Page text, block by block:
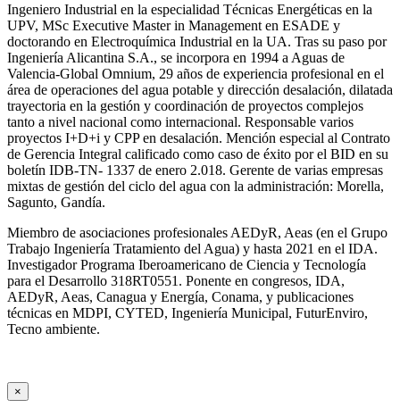
Ingeniero Industrial en la especialidad Técnicas Energéticas en la
UPV, MSc Executive Master in Management en ESADE y
doctorando en Electroquímica Industrial en la UA. Tras su paso por
Ingeniería Alicantina S.A., se incorpora en 1994 a Aguas de
Valencia-Global Omnium, 29 años de experiencia profesional en el
área de operaciones del agua potable y dirección desalación, dilatada
trayectoria en la gestión y coordinación de proyectos complejos
tanto a nivel nacional como internacional. Responsable varios
proyectos I+D+i y CPP en desalación. Mención especial al Contrato
de Gerencia Integral calificado como caso de éxito por el BID en su
boletín IDB-TN- 1337 de enero 2.018. Gerente de varias empresas
mixtas de gestión del ciclo del agua con la administración: Morella,
Sagunto, Gandía.
Miembro de asociaciones profesionales AEDyR, Aeas (en el Grupo
Trabajo Ingeniería Tratamiento del Agua) y hasta 2021 en el IDA.
Investigador Programa Iberoamericano de Ciencia y Tecnología
para el Desarrollo 318RT0551. Ponente en congresos, IDA,
AEDyR, Aeas, Canagua y Energía, Conama, y publicaciones
técnicas en MDPI, CYTED, Ingeniería Municipal, FuturEnviro,
Tecno ambiente.
×